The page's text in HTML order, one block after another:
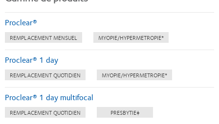
Proclear®
REMPLACEMENT MENSUEL MYOPIE/HYPERMETROPIE*
Proclear® 1 day
REMPLACEMENT QUOTIDIEN MYOPIE/HYPERMETROPIE*
Proclear® 1 day multifocal
REMPLACEMENT QUOTIDIEN PRESBYTIE‡